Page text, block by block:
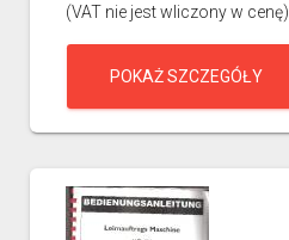
(VAT nie jest wliczony w cenę)
POKAŻ SZCZEGÓŁY